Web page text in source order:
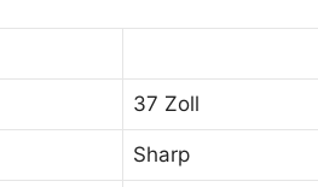
37 Zoll
Sharp